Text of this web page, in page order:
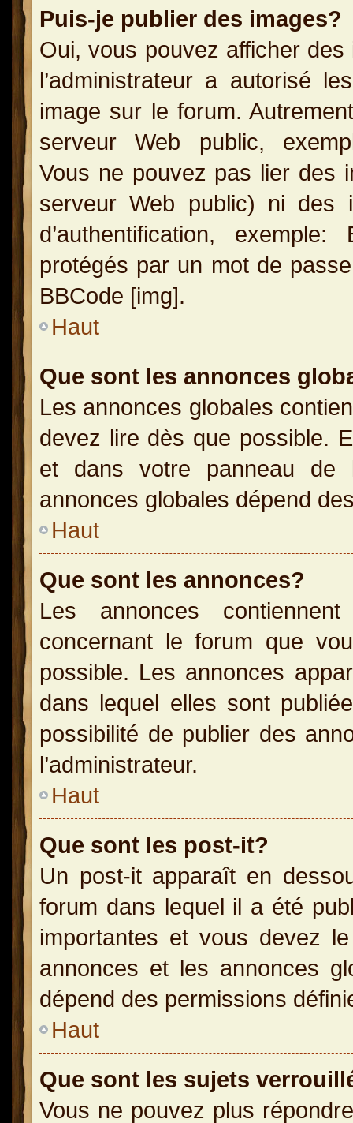
Puis-je publier des images?
Oui, vous pouvez afficher
l’administrateur a autorisé
image sur le forum.
serveur Web public,
Vous ne pouvez pas lier des
serveur Web public) ni des
d’authentification,
protégés par un mot de
BBCode [img].
Haut
Que sont les annonces
Les annonces globales
devez lire dès que possible.
et dans votre panneau de
annonces globales dépend
Haut
Que sont les annonces?
Les annonces
concernant le forum que
possible. Les annonces
dans lequel elles sont
possibilité de publier des
l’administrateur.
Haut
Que sont les post-it?
Un post-it apparaît en
forum dans lequel il a été
importantes et vous devez
annonces et les annonces
dépend des permissions
Haut
Que sont les sujets
Vous ne pouvez plus